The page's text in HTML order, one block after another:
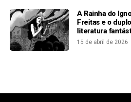
A Rainha do
Freitas e o
literatura
15 de abril de 2026